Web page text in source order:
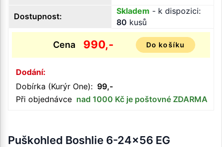
Dostupnost:
Skladem - k dispozici:
80 kusů
Cena 990,- Do košíku
Dodání:
Dobírka (Kurýr One): 99,-
Při objednávce nad 1000 Kč je poštovné ZDARMA
Puškohled Boshlie 6-24x56 EG